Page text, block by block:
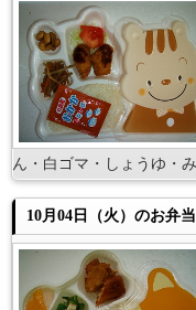
ん・白ゴマ・しょうゆ・
10月04日（火）のお弁当